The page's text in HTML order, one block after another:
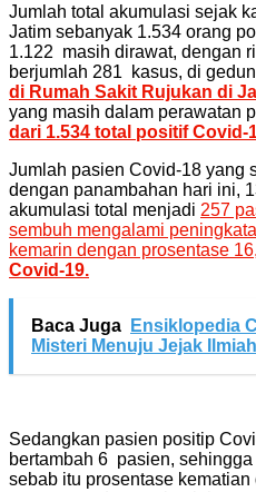
Jumlah total akumulasi sejak
Jatim sebanyak 1.534 orang
1.122 masih dirawat, dengan
berjumlah 281 kasus, di
di Rumah Sakit Rujukan di
yang masih dalam perawatan
dari 1.534 total positif Covid-
Jumlah pasien Covid-18 yang
dengan panambahan hari ini,
akumulasi total menjadi 257
sembuh mengalami
kemarin dengan prosentase
Covid-19.
Baca Juga
Ensiklopedia
Misteri Menuju Jejak
Sedangkan pasien positip
bertambah 6 pasien,
sebab itu prosentase